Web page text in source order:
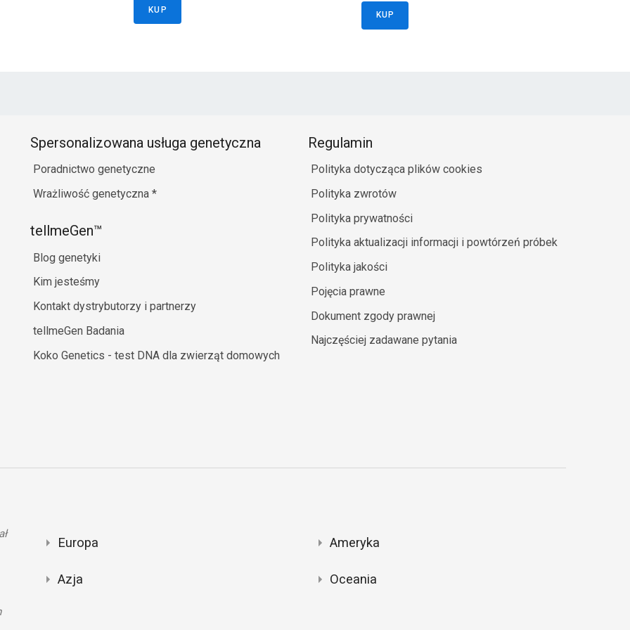
KUP
KUP
Spersonalizowana usługa genetyczna
Poradnictwo genetyczne
Wrażliwość genetyczna *
tellmeGen™
Blog genetyki
Kim jesteśmy
Kontakt dystrybutorzy i partnerzy
tellmeGen Badania
Koko Genetics - test DNA dla zwierząt domowych
Regulamin
Polityka dotycząca plików cookies
Polityka zwrotów
Polityka prywatności
Polityka aktualizacji informacji i powtórzeń próbek
Polityka jakości
Pojęcia prawne
Dokument zgody prawnej
Najczęściej zadawane pytania
Europa
Azja
Ameryka
Oceania